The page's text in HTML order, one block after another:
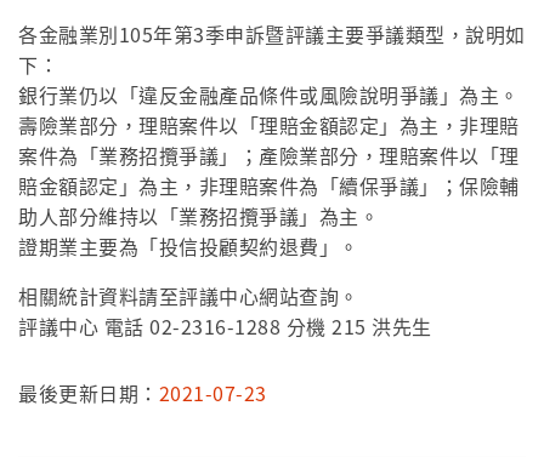
各金融業別105年第3季申訴暨評議主要爭議類型，說明如
下：
銀行業仍以「違反金融產品條件或風險說明爭議」為主。
壽險業部分，理賠案件以「理賠金額認定」為主，非理賠
案件為「業務招攬爭議」；產險業部分，理賠案件以「理
賠金額認定」為主，非理賠案件為「續保爭議」；保險輔
助人部分維持以「業務招攬爭議」為主。
證期業主要為「投信投顧契約退費」。
相關統計資料請至評議中心網站查詢。
評議中心 電話 02-2316-1288 分機 215 洪先生
最後更新日期： 2021-07-23